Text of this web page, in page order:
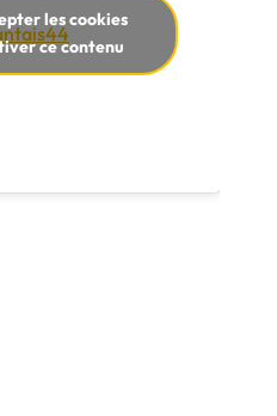
les cookies
ce contenu